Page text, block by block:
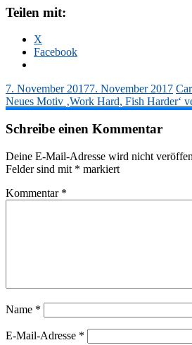
Teilen mit:
X
Facebook
7. November 20177. November 2017
Beitragsnavigation
Neues Motiv ‚Work Hard, Fish Harder‘
Schreibe einen Kommentar
Deine E-Mail-Adresse wird nicht
Felder sind mit * markiert
Kommentar *
Name *
E-Mail-Adresse *